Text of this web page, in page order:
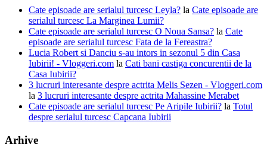
Cate episoade are serialul turcesc Leyla? la Cate episoade are
serialul turcesc La Marginea Lumii?
Cate episoade are serialul turcesc O Noua Sansa? la Cate
episoade are serialul turcesc Fata de la Fereastra?
Lucia Robert si Danciu s-au intors in sezonul 5 din Casa
Iubirii! - Vloggeri.com la Cati bani castiga concurentii de la
Casa Iubirii?
3 lucruri interesante despre actrita Melis Sezen - Vloggeri.com
la 3 lucruri interesante despre actrita Mahassine Merabet
Cate episoade are serialul turcesc Pe Aripile Iubirii? la Totul
despre serialul turcesc Capcana Iubirii
Arhive